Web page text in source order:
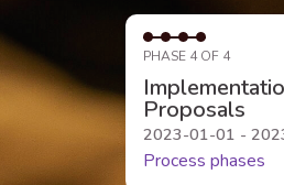
PHASE 4 OF 4
Proposals
2023-01-01 -
Process phases